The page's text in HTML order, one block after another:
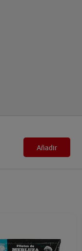
Añadir